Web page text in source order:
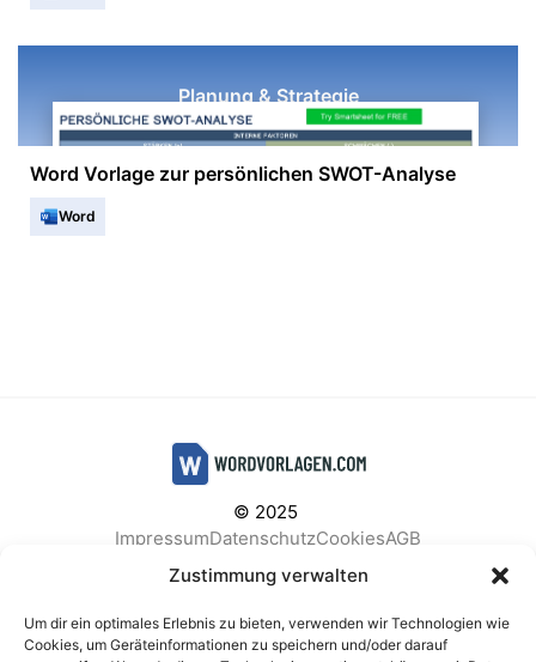
Zustimmung verwalten
Um dir ein optimales Erlebnis zu bieten, verwenden wir Technologien wie
Cookies, um Geräteinformationen zu speichern und/oder darauf
Planung & Strategie
Word Vorlage zur persönlichen SWOT-Analyse
Word
© 2025
ImpressumDatenschutzCookiesAGB
Facebook
Instagram